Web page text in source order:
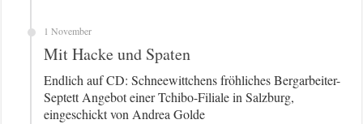
1 November
Mit Hacke und Spaten
Endlich auf CD: Schneewittchens fröhliches Bergarbeiter-
Septett Angebot einer Tchibo-Filiale in Salzburg,
eingeschickt von Andrea Golde